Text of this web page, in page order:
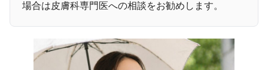
場合は皮膚科専門医への相談をお勧めします。